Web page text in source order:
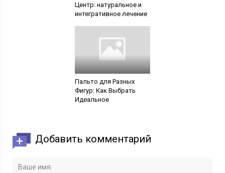
Центр: натуральное и
интегративное лечение
Пальто для Разных
Фигур: Как Выбрать
Идеальное
Добавить комментарий